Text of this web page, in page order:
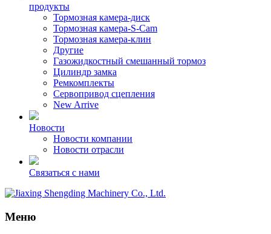
продукты
Тормозная камера-диск
Тормозная камера-S-Cam
Тормозная камера-клин
Другие
Газожидкостный смешанный тормоз
Цилиндр замка
Ремкомплекты
Сервопривод сцепления
New Arrive
Новости
Новости компании
Новости отрасли
Связаться с нами
Меню